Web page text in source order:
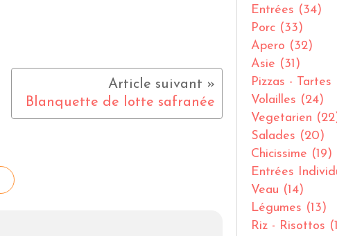
Blanquette de lotte safranée
Entrées (34)
Porc (33)
Apero (32)
Asie (31)
Pizzas - Tartes
Volailles (24)
Vegetarien
Salades (20)
Chicissime (19)
Entrées
Veau (14)
Légumes (13)
Riz - Risottos